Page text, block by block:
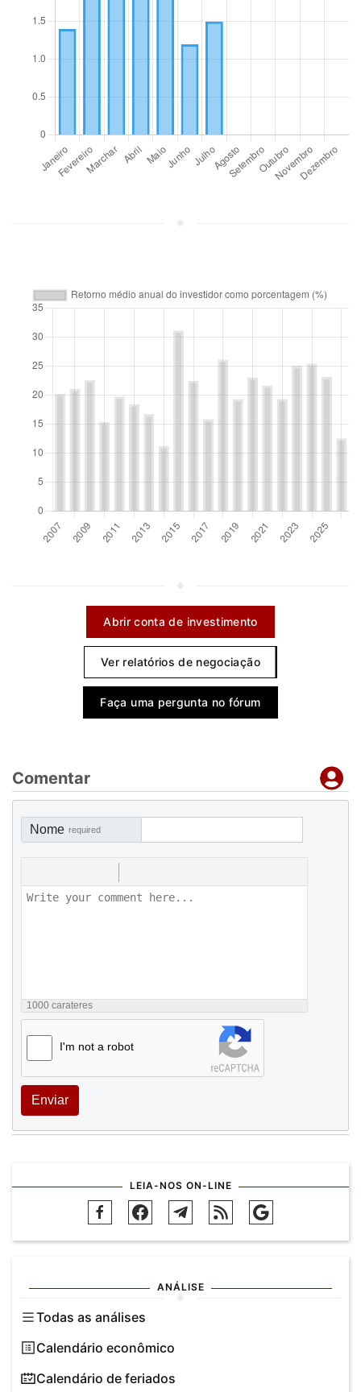
Abrir conta de investimento
Ver relatórios de negociação
Faça uma pergunta no fórum
Comentar
Nome required
1000 carateres
I'm not a robot
Enviar
LEIA-NOS ON-LINE
ANÁLISE
Todas as análises
Calendário econômico
Calendário de feriados